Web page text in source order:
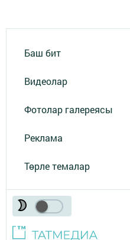
Баш бит
Видеолар
Фотолар галереясы
Реклама
Төрле темалар